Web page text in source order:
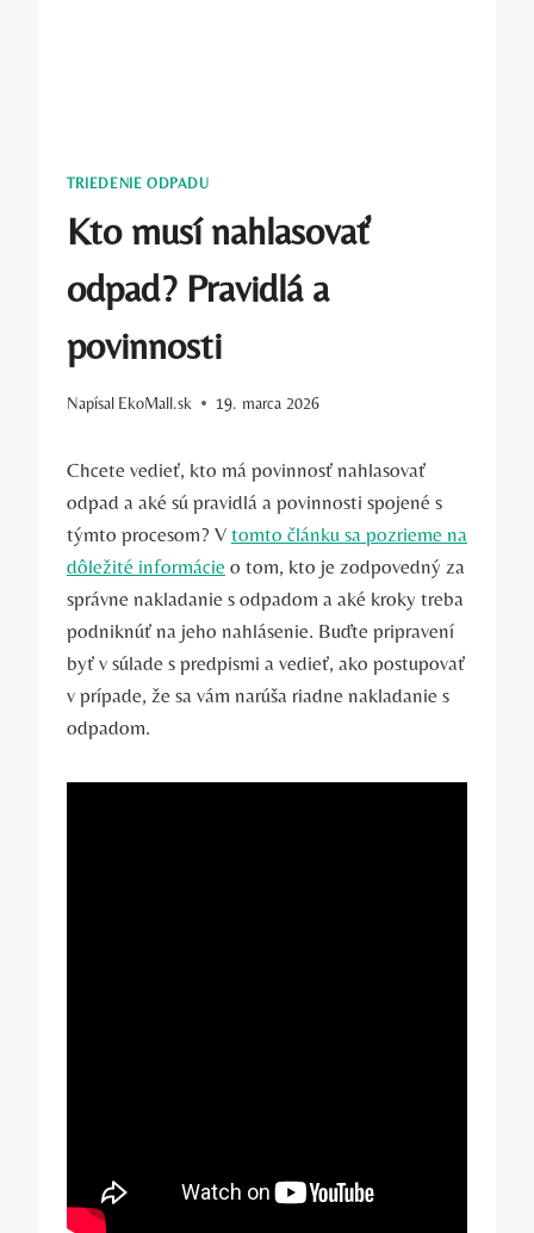
TRIEDENIE ODPADU
Kto musí nahlasovať
odpad? Pravidlá a
povinnosti
Napísal EkoMall.sk 19. marca 2026
Chcete vedieť, kto má povinnosť nahlasovať
odpad a aké sú pravidlá a povinnosti spojené s
týmto procesom? V tomto článku sa pozrieme na
dôležité informácie o tom, kto je zodpovedný za
správne nakladanie s odpadom a aké kroky treba
podniknúť na jeho nahlásenie. Buďte pripravení
byť v súlade s predpismi a vedieť, ako postupovať
v prípade, že sa vám narúša riadne nakladanie s
odpadom.